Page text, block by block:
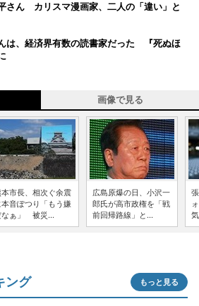
さん カリスマ漫画家、二人の「違い」と
は、経済界有数の読書家だった 『死ぬほ
画像で見る
市長、相次ぐ余震
本音ぽつり「もう嫌
なぁ」 被災...
広島原爆の日、小沢一
郎氏が高市政権を「戦
前回帰路線」と...
ング もっと見る